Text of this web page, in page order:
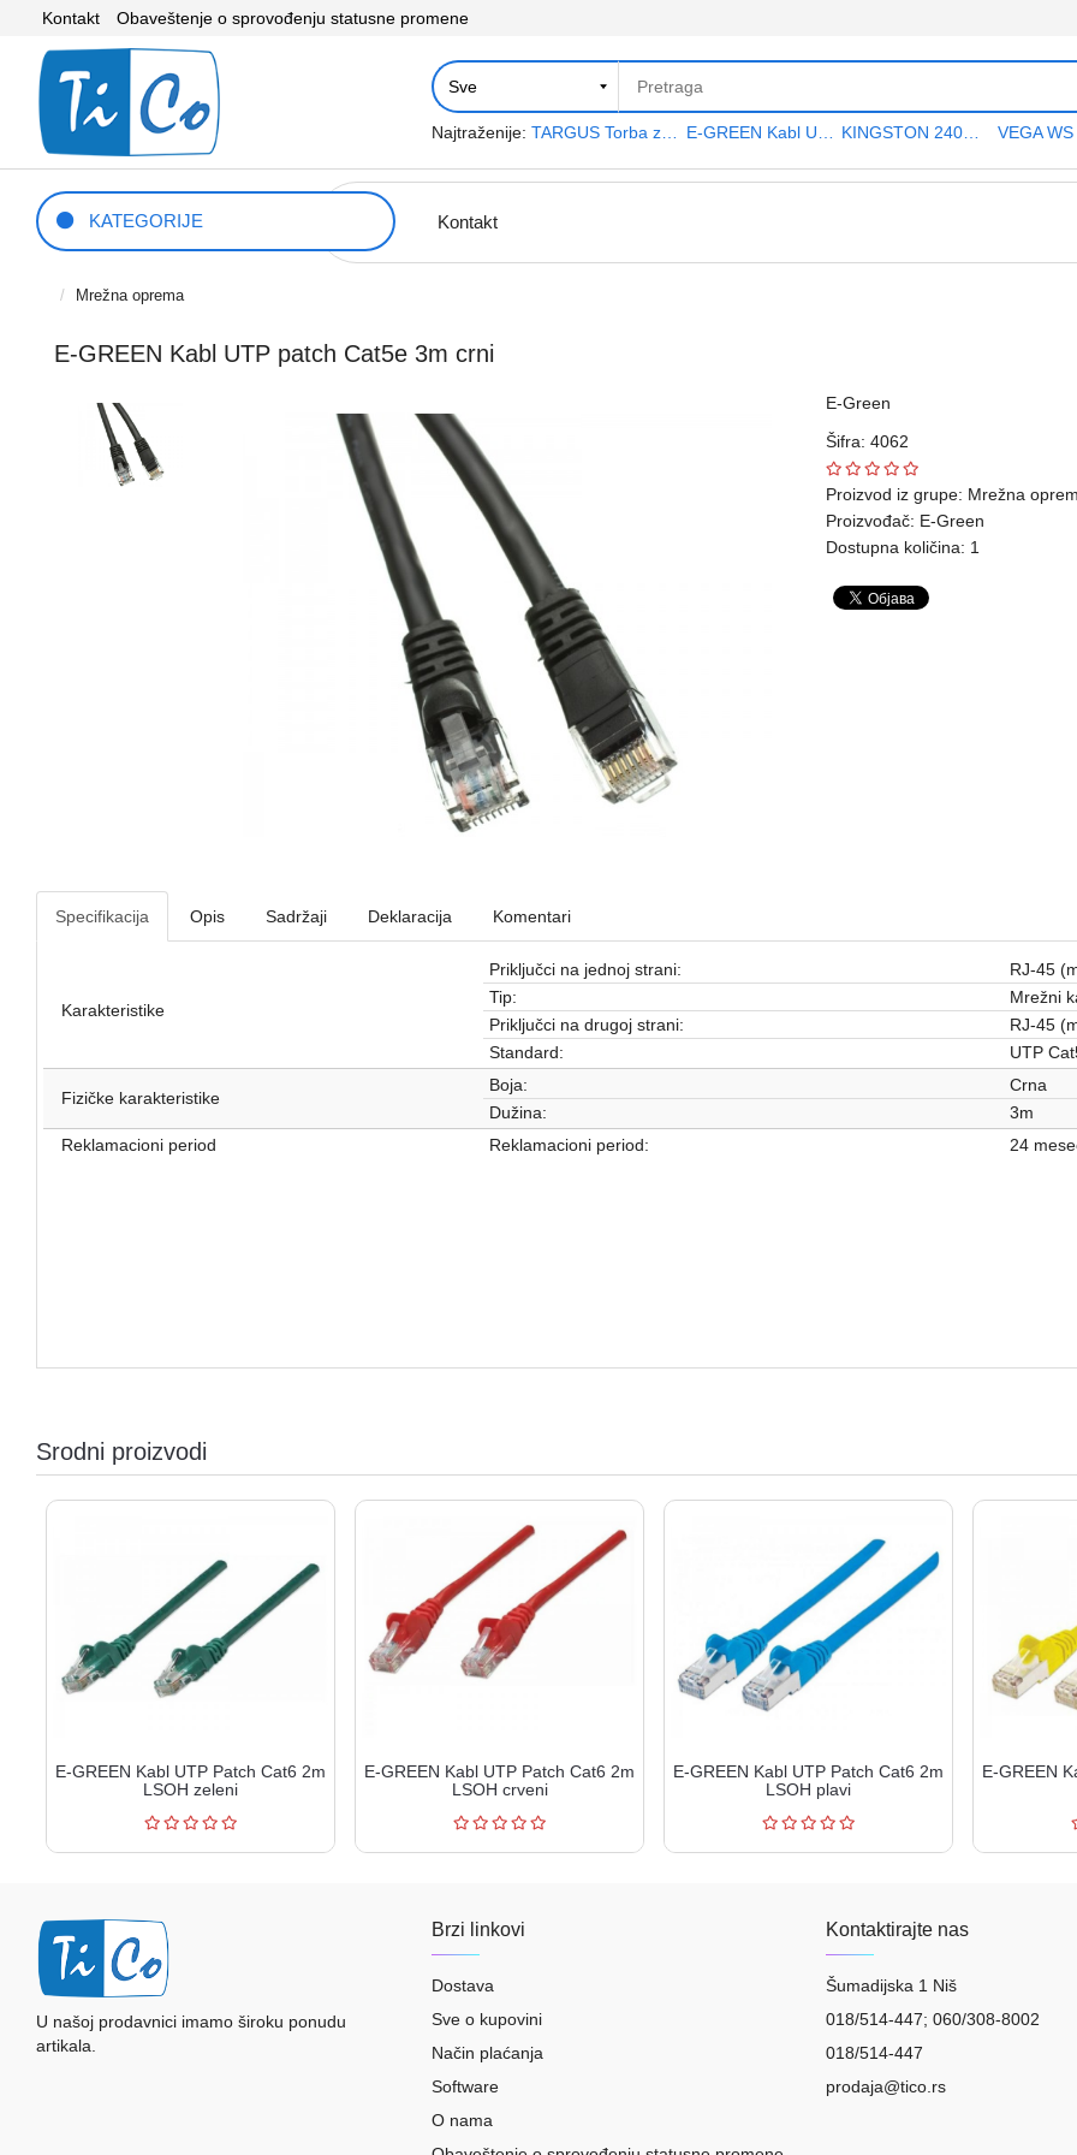
Kontakt Obaveštenje o sprovođenju statusne promene
Najtraženije: TARGUS Torba za notebook 15.6" TAR300
KATEGORIJE Kontakt
Mrežna oprema
E-GREEN Kabl UTP patch Cat5e 3m crni
E-Green
Šifra: 4062
Proizvod iz grupe: Mrežna
Proizvođač: E-Green
Dostupna količina: 1
Specifikacija Opis Sadržaji Deklaracija Komentari
Karakteristike
Priključci na jednoj strani:
RJ-45
Tip:
Mrežni
Priključci na drugoj strani:
RJ-45
Standard:
UTP
Fizičke karakteristike
Boja:
Crna
Dužina:
3m
Reklamacioni period
Reklamacioni period: 24
Srodni proizvodi
E-GREEN Kabl UTP Patch Cat6 2m
LSOH zeleni
E-GREEN Kabl UTP Patch Cat6 2m
LSOH crveni
E-GREEN Kabl UTP Patch Cat6 2m
LSOH plavi
E-GREEN
U našoj prodavnici imamo široku ponudu
artikala.
Brzi linkovi
Dostava
Sve o kupovini
Način plaćanja
Software
O nama
Kontaktirajte nas
Šumadijska 1 Niš
018/514-447; 060/308-8002
018/514-447
prodaja@tico.rs